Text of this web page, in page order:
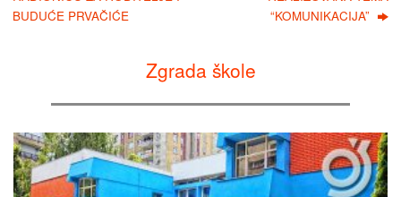
BUDUĆE PRVAČIĆE
“KOMUNIKACIJA”
Zgrada škole